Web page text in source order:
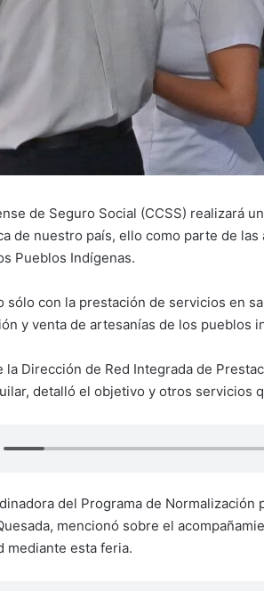
de Seguro Social (CCSS) realizará
de nuestro país, ello como parte de
Pueblos Indígenas.
sólo con la prestación de servicios en
y venta de artesanías de los pueblos
la Dirección de Red Integrada de
detalló el objetivo y otros servicios
del Programa de Normalización
mencionó sobre el
mediante esta feria.